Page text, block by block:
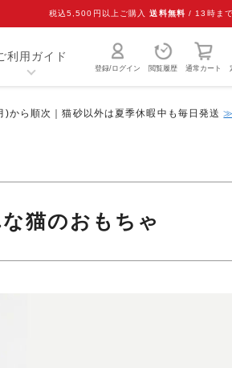
税込5,500円以上ご購入送料無料 / 13時ま
お手入れ用品
首輪
利用ガイド
登録/ログイン 閲覧履歴 通常カート
ら順次｜猫砂以外は夏季休暇中も毎日発送≫
猫のおもちゃ